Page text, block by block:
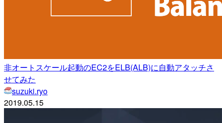
非オートスケール起動のEC2をELB(ALB)に自動アタッチさ
せてみた
suzuki.ryo
2019.05.15